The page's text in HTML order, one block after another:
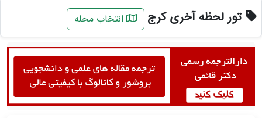
تور لحظه آخری کرج انتخاب محله